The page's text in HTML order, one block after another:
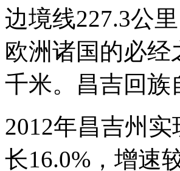
边境线227.3公
欧洲诸国的必经
千米。昌吉回族
2012年昌吉州
长16.0%，增速